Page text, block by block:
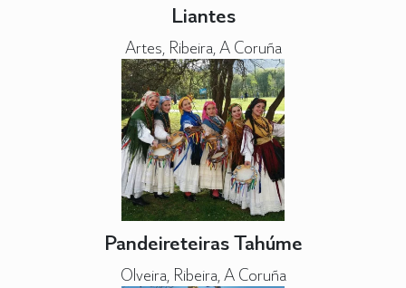
Liantes
Artes, Ribeira, A Coruña
Pandeireteiras Tahúme
Olveira, Ribeira, A Coruña